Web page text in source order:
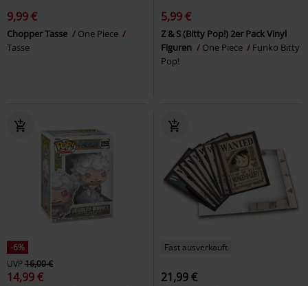
9,99 €
Chopper Tasse
One Piece
Tasse
5,99 €
Z & S (Bitty Pop!) 2er Pack Vinyl
Figuren
One Piece
Funko Bitty
Pop!
-6%
UVP16,00 €
14,99 €
Fast ausverkauft
21,99 €